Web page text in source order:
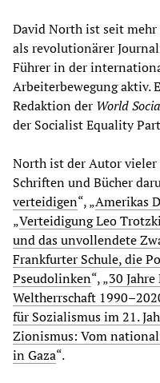
David North ist seit
als revolutionärer
Führer in der
Arbeiterbewegung
Redaktion der World
der Socialist Equality
North ist der Autor
Schriften und Bücher
verteidigen“, „Amerikas
„Verteidigung Leo
und das unvollendete
Frankfurter Schule, die
Pseudolinken“, „30
Weltherrschaft
für Sozialismus im 21.
Zionismus: Vom
in Gaza“.